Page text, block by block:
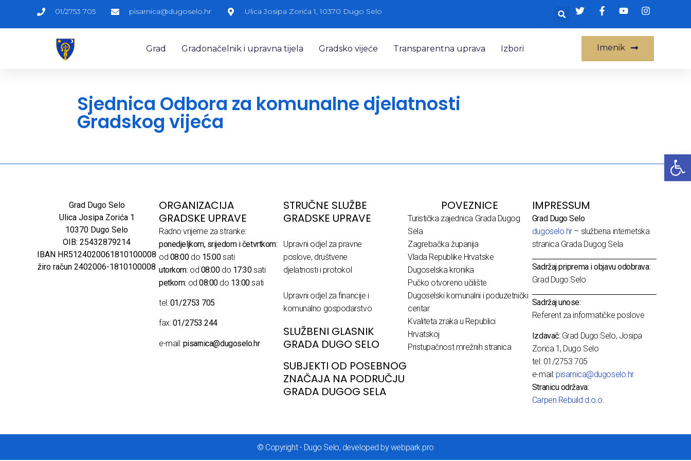
01/2753 705 pisarnica@dugoselo.hr Ulica Josipa Zorića 1, 10370 Dugo Selo
Grad Gradonačelnik i upravna tijela Gradsko vijeće Transparentna uprava Izbori Imenik
Sjednica Odbora za komunalne djelatnosti
Gradskog vijeća
Grad Dugo Selo
Ulica Josipa Zorića 1
10370 Dugo Selo
OIB: 25432879214
IBAN HR5124020061810100008
žiro račun 2402006-1810100008
ORGANIZACIJA
GRADSKE UPRAVE
Radno vrijeme za stranke:
ponedjeljkom, srijedom i četvrtkom:
od 08:00do 15:00sati
utorkom: od 08:00do 17:30sati
petkom: od08:00do 13:00sati
tel:01/2753 705
fax:01/2753 244
e-mail: pisarnica@dugoselo.hr
STRUČNE SLUŽBE
GRADSKE UPRAVE
Upravni odjel za pravne
poslove, društvene
djelatnosti i protokol
Upravni odjel za financije i
komunalno gospodarstvo
SLUŽBENI GLASNIK
GRADA DUGO SELO
SUBJEKTI OD POSEBNOG
ZNAČAJA NA PODRUČJU
GRADA DUGOG SELA
POVEZNICE
Turistička zajednica Grada Dugog
Sela
Zagrebačka županija
Vlada Republike Hrvatske
Dugoselska kronika
Pučko otvoreno učilište
Dugoselski komunalni i poduzetnički
centar
Kvaliteta zraka u Republici
Hrvatskoj
Pristupačnost mrežnih stranica
IMPRESSUM
Grad Dugo Selo
dugoselo.hr– službena internetska
stranica Grada Dugog Sela
Sadržaj priprema i objavu odobrava:
Grad Dugo Selo
Sadržaj unose:
Referent za informatičke poslove
Izdavač: Grad Dugo Selo, Josipa
Zorića 1, Dugo Selo
tel: 01/2753 705
e-mail: pisarnica@dugoselo.hr
Stranicu održava:
Carpen Rebuild d.o.o.
© Copyright - Dugo Selo, developed by webpark.pro